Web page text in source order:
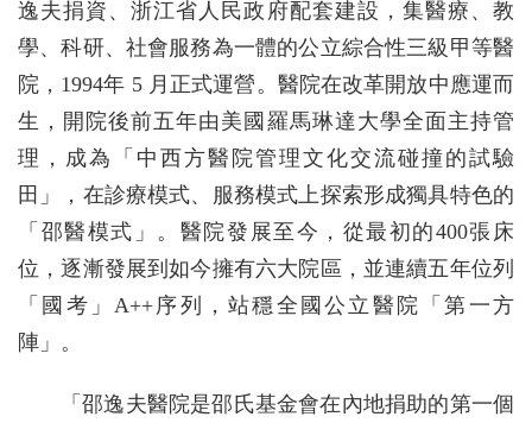
逸夫捐資、浙江省人民政府配套建設，集醫療、教
學、科研、社會服務為一體的公立綜合性三級甲等醫
院，1994年 5 月正式運營。醫院在改革開放中應運而
生，開院後前五年由美國羅馬琳達大學全面主持管
理，成為「中西方醫院管理文化交流碰撞的試驗
田」，在診療模式、服務模式上探索形成獨具特色的
「邵醫模式」。醫院發展至今，從最初的400張床
位，逐漸發展到如今擁有六大院區，並連續五年位列
「國考」A++序列，站穩全國公立醫院「第一方
陣」。
「邵逸夫醫院是邵氏基金會在內地捐助的第一個